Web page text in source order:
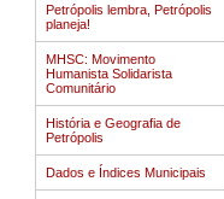
Petrópolis lembra, Petrópolis
planeja!
MHSC: Movimento
Humanista Solidarista
Comunitário
História e Geografia de
Petrópolis
Dados e Índices Municipais